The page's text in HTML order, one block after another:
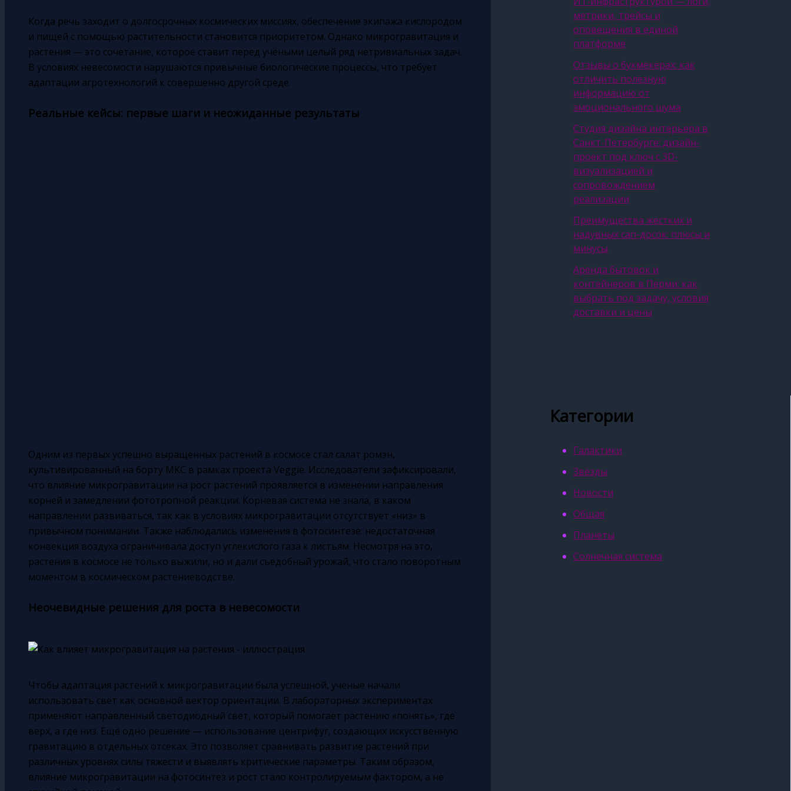
Когда речь заходит о долгосрочных космических миссиях, обеспечение экипажа кислородом
и пищей с помощью растительности становится приоритетом. Однако микрогравитация и
растения — это сочетание, которое ставит перед учёными целый ряд нетривиальных задач.
В условиях невесомости нарушаются привычные биологические процессы, что требует
адаптации агротехнологий к совершенно другой среде.
Реальные кейсы: первые шаги и неожиданные результаты
Одним из первых успешно выращенных растений в космосе стал салат ромэн,
культивированный на борту МКС в рамках проекта Veggie. Исследователи зафиксировали,
что влияние микрогравитации на рост растений проявляется в изменении направления
корней и замедлении фототропной реакции. Корневая система не знала, в каком
направлении развиваться, так как в условиях микрогравитации отсутствует «низ» в
привычном понимании. Также наблюдались изменения в фотосинтезе: недостаточная
конвекция воздуха ограничивала доступ углекислого газа к листьям. Несмотря на это,
растения в космосе не только выжили, но и дали съедобный урожай, что стало поворотным
моментом в космическом растениеводстве.
Неочевидные решения для роста в невесомости
Чтобы адаптация растений к микрогравитации была успешной, учёные начали
использовать свет как основной вектор ориентации. В лабораторных экспериментах
применяют направленный светодиодный свет, который помогает растению «понять», где
верх, а где низ. Ещё одно решение — использование центрифуг, создающих искусственную
гравитацию в отдельных отсеках. Это позволяет сравнивать развитие растений при
различных уровнях силы тяжести и выявлять критические параметры. Таким образом,
влияние микрогравитации на фотосинтез и рост стало контролируемым фактором, а не
метрики, трейсы и
оповещения в единой
платформе
Отзывы о букмекерах: как
отличить полезную
информацию от
эмоционального шума
Студия дизайна интерьера в
Санкт-Петербурге: дизайн-
проект под ключ с 3D-
визуализацией и
сопровождением
реализации
Преимущества жестких и
надувных сап-досок: плюсы и
минусы
Аренда бытовок и
контейнеров в Перми: как
выбрать под задачу, условия
доставки и цены
Категории
Галактики
Звёзды
Новости
Общая
Планеты
Солнечная система